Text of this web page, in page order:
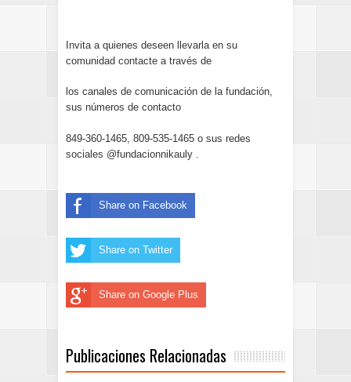
Invita a quienes deseen llevarla en su
comunidad contacte a través de
los canales de comunicación de la fundación,
sus números de contacto
849-360-1465, 809-535-1465 o sus redes
sociales @fundacionnikauly .
Share on Facebook
Share on Twitter
Share on Google Plus
Publicaciones Relacionadas